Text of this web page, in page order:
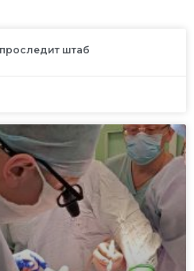
штаб